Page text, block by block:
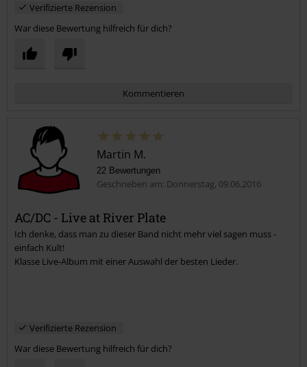
Verifizierte Rezension
War diese Bewertung hilfreich für dich?
Kommentieren
Kommentar jetzt abschicken!
Martin M.
22 Bewertungen
Geschrieben am: Donnerstag, 09.06.2016
AC/DC - Live at River Plate
Ich denke, dass man zu dieser Band nicht mehr viel sagen muss -
einfach Kult!
Klasse Live-Album mit einer Auswahl der besten Lieder.
Verifizierte Rezension
War diese Bewertung hilfreich für dich?